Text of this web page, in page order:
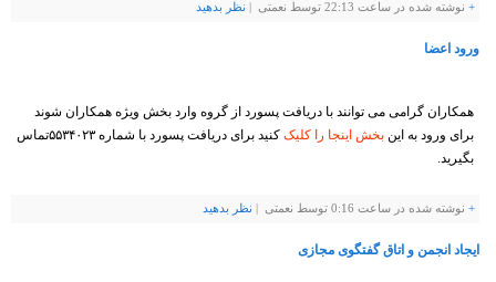
+ نوشته شده در ساعت 22:13 توسط نعمتی | نظر بدهيد
ورود اعضا
همکاران گرامی می توانند با دریافت پسورد از گروه وارد بخش ویژه همکاران شوند
برای ورود به این بخش اینجا را کلیک
کنید برای دریافت پسورد با شماره ۵۵۳۴۰۲۳تماس
بگیرید.
+ نوشته شده در ساعت 0:16 توسط نعمتی | نظر بدهيد
ایجاد انجمن و اتاق گفتگوی مجازی